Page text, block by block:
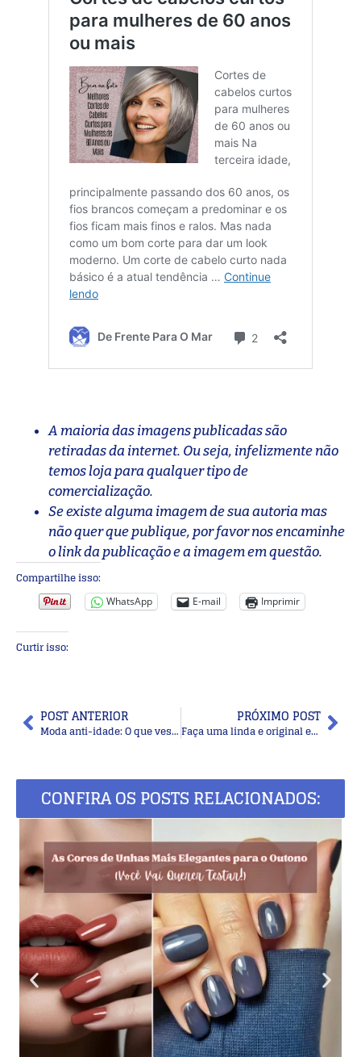
A maioria das imagens publicadas são
retiradas da internet. Ou seja, infelizmente não
temos loja para qualquer tipo de
comercialização.
Se existe alguma imagem de sua autoria mas
não quer que publique, por favor nos encaminhe
o link da publicação e a imagem em questão.
Compartilhe isso:
WhatsApp E-mail Imprimir
Curtir isso:
POST ANTERIOR
Moda anti-idade: O que vestir neste Natal?
PRÓXIMO POST
Faça uma linda e original embalagem de Natal
CONFIRA OS POSTS RELACIONADOS: